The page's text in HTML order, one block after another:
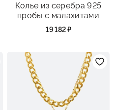
Колье из серебра 925
пробы с малахитами
19 182 ₽